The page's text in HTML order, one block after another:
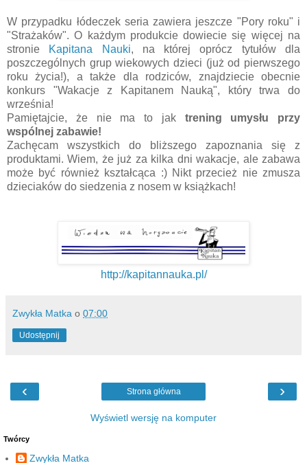
W przypadku łódeczek seria zawiera jeszcze "Pory roku" i
"Strażaków". O każdym produkcie dowiecie się więcej na
stronie
Kapitana Nauki, na której oprócz tytułów dla
poszczególnych grup wiekowych dzieci (już od pierwszego
roku życia!), a także dla rodziców, znajdziecie obecnie
konkurs "Wakacje z Kapitanem Nauką", który trwa do
września!
Pamiętajcie, że nie ma to jak trening umysłu przy
wspólnej zabawie!
Zachęcam wszystkich do bliższego zapoznania się z
produktami. Wiem, że już za kilka dni wakacje, ale zabawa
może być również kształcąca :) Nikt przecież nie zmusza
dzieciaków do siedzenia z nosem w książkach!
http://kapitannauka.pl/
Zwykła Matka o 07:00
Udostępnij
‹ ›
Strona główna
Wyświetl wersję na komputer
Twórcy
Zwykła Matka